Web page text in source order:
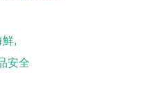
鮮
安全